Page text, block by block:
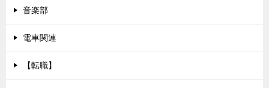
音楽部
電車関連
【転職】